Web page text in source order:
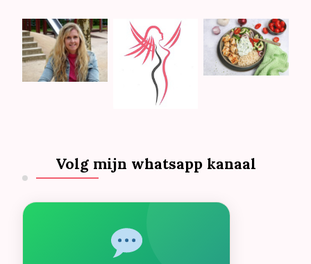
Volg mijn whatsapp kanaal